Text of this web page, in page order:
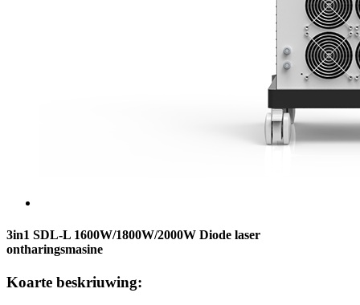
3in1 SDL-L 1600W/1800W/2000W Diode laser
ontharingsmasine
Koarte beskriuwing: